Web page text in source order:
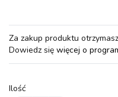
Za zakup produktu otrzymasz
Dowiedz się więcej o
Ilość